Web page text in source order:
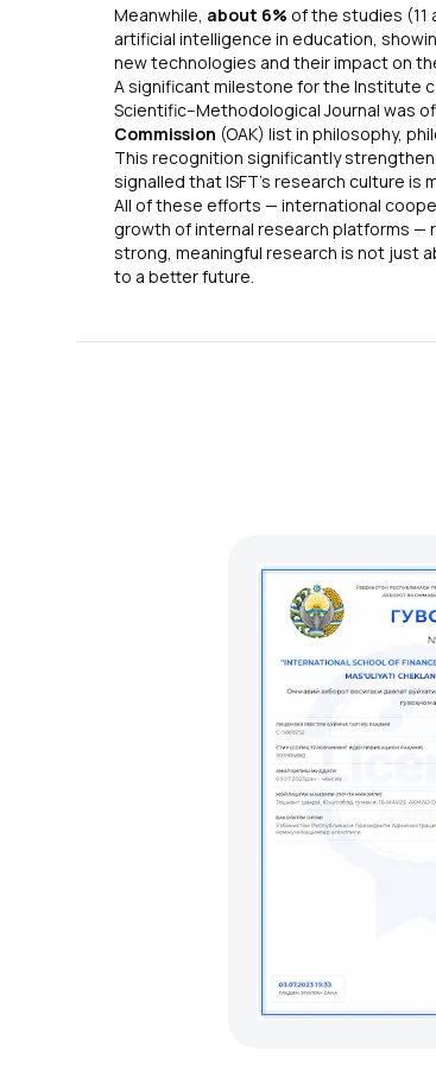
Meanwhile, about 6% of the studies
artificial intelligence in education,
new technologies and their
A significant milestone for the Institute
Scientific–Methodological Journal was
Commission (OAK) list in philosophy,
This recognition significantly
signalled that ISFT’s research culture
All of these efforts — international
growth of internal research platforms —
strong, meaningful research is not just
to a better future.